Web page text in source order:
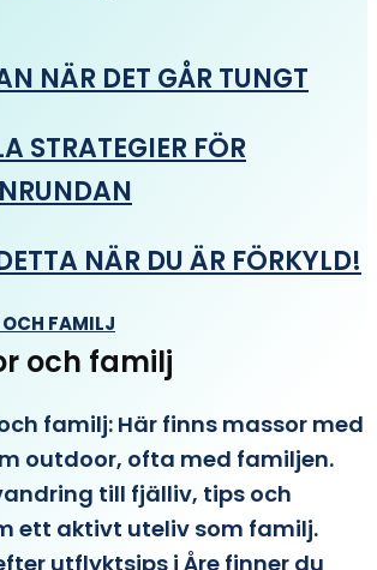
NÄR DET GÅR TUNGT
STRATEGIER FÖR
NÄR DU ÄR FÖRKYLD!
FAMILJ
och familj
familj: Här finns massor med
outdoor, ofta med familjen.
till fjälliv, tips och
ett aktivt uteliv som familj.
utflyktsips i Åre finner du